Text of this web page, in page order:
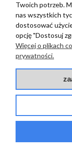
Paffoni
PAFFONI
LIG131BO
BIDETOWA
Twoich potrzeb.
nas wszystkich
dostosować
opcję "Dostosuj
Więcej o plikach
prywatności.